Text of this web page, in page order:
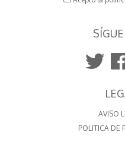
AVISO
POLITICA DE